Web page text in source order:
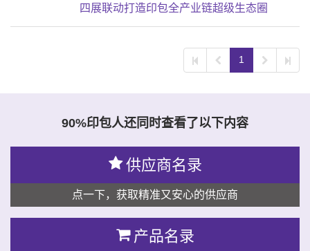
四展联动打造印包全产业链超级生态圈
1
90%印包人还同时查看了以下内容
供应商名录
点一下，获取精准又安心的供应商
产品名录